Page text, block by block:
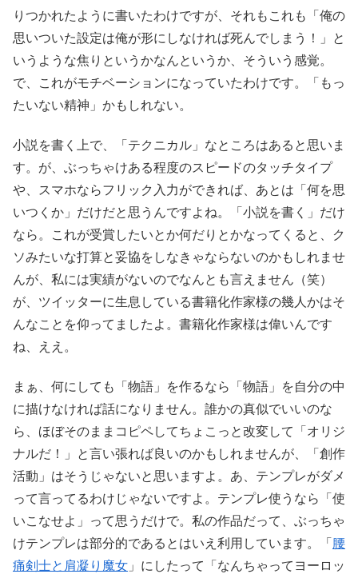
りつかれたように書いたわけですが、それもこれも「俺の
思いついた設定は俺が形にしなければ死んでしまう！」と
いうような焦りというかなんというか、そういう感覚。
で、これがモチベーションになっていたわけです。「もっ
たいない精神」かもしれない。
小説を書く上で、「テクニカル」なところはあると思いま
す。が、ぶっちゃけある程度のスピードのタッチタイプ
や、スマホならフリック入力ができれば、あとは「何を思
いつくか」だけだと思うんですよね。「小説を書く」だけ
なら。これが受賞したいとか何だりとかなってくると、ク
ソみたいな打算と妥協をしなきゃならないのかもしれませ
んが、私には実績がないのでなんとも言えません（笑）
が、ツイッターに生息している書籍化作家様の幾人かはそ
んなことを仰ってましたよ。書籍化作家様は偉いんです
ね、ええ。
まぁ、何にしても「物語」を作るなら「物語」を自分の中
に描けなければ話になりません。誰かの真似でいいのな
ら、ほぼそのままコピペしてちょこっと改変して「オリジ
ナルだ！」と言い張れば良いのかもしれませんが、「創作
活動」はそうじゃないと思いますよ。あ、テンプレがダメ
って言ってるわけじゃないですよ。テンプレ使うなら「使
いこなせよ」って思うだけで。私の作品だって、ぶっちゃ
けテンプレは部分的であるとはいえ利用しています。「 腰
痛剣士と肩凝り魔女 」にしたって「なんちゃってヨーロッ